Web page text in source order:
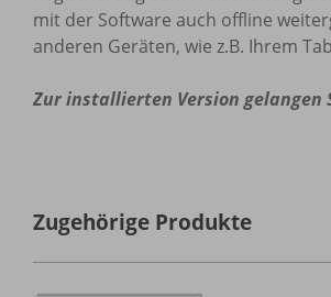
mit der Software auch offline
anderen Geräten, wie z.B. Ihrem
Zur installierten Version gelangen
Zugehörige Produkte